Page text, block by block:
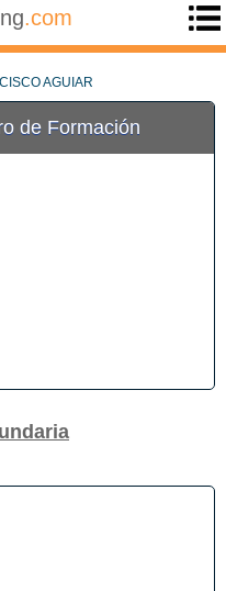
.com
AGUIAR
de Formación